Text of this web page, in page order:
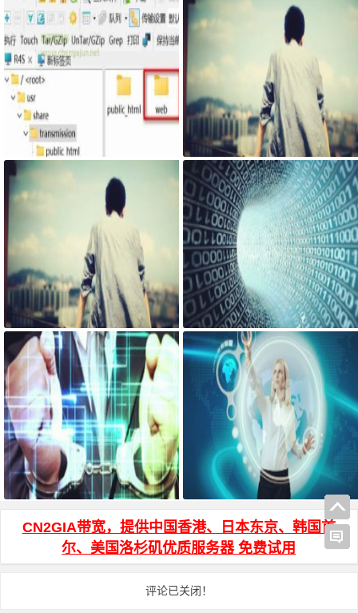
最新固件里transmission页面提示
Couldn't find Transmission's web
interface files错误
网页添加密码访问JS代码
宝塔面板搭建可道云 可访问系统
目录方法
AdGuard Home和网站共存安装方
法
js页面跳转 和 js打开新窗口 方法
HTML页面输入密码才能访问加密
CN2GIA带宽，提供中国香港、日本东京、韩国首
尔、美国洛杉矶优质服务器 免费试用
评论已关闭！